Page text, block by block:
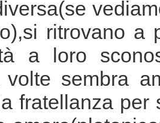
ritrovano a
a loro
sembra
fratellanza per